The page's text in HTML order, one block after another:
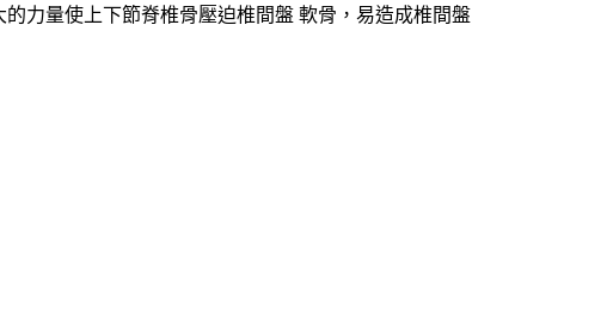
力量使上下節脊椎骨壓迫椎間盤 軟骨，易造成椎間盤